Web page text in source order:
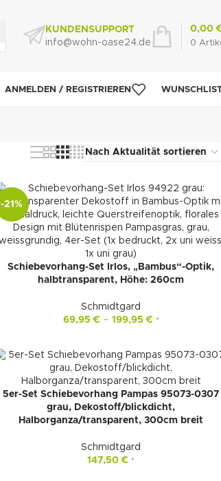
KUNDENSUPPORT
info@wohn-oase24.de
0
0,00
ANMELDEN / REGISTRIEREN
-21%
Schiebevorhang-Set Irlos, „Bambus“-Optik,
halbtransparent, Höhe: 260cm
Schmidtgard
69,95€– 199,95€ *
5er-Set Schiebevorhang Pampas 95073-0307
grau, Dekostoff/blickdicht,
Halborganza/transparent, 300cm breit
Schmidtgard
147,50€ *